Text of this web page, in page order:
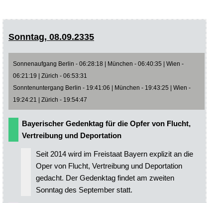
Sonntag, 08.09.2335
Sonnenaufgang Berlin - 06:28:18 | München - 06:40:35 | Wien -
06:21:19 | Zürich - 06:53:31
Sonntenuntergang Berlin - 19:41:06 | München - 19:43:25 | Wien -
19:24:21 | Zürich - 19:54:47
Bayerischer Gedenktag für die Opfer von Flucht,
Vertreibung und Deportation
Seit 2014 wird im Freistaat Bayern explizit an die
Oper von Flucht, Vertreibung und Deportation
gedacht. Der Gedenktag findet am zweiten
Sonntag des September statt.